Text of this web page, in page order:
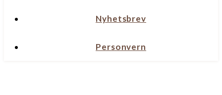
Nyhetsbrev
Personvern